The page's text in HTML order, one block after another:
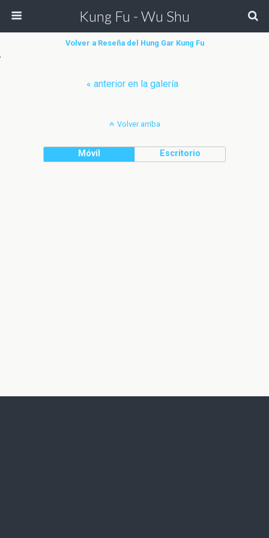
Kung Fu - Wu Shu
Volver a Reseña del Hung Gar Kung Fu
« anterior en la galería
Volver arriba
Móvil Escritorio